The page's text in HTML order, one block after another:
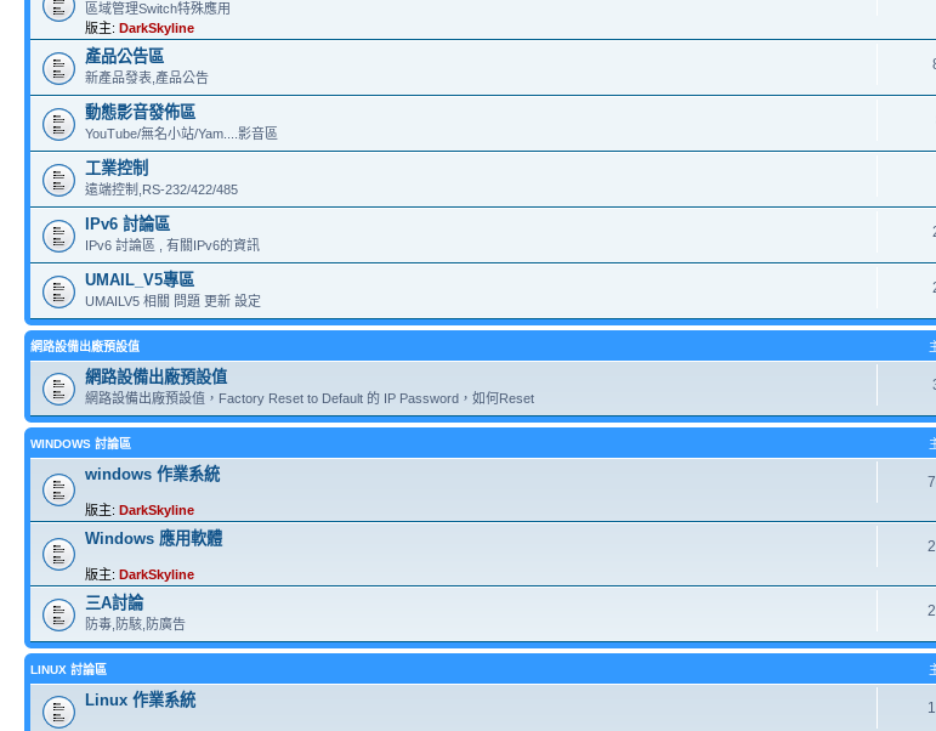
區域管理Switch特殊應用
版主: DarkSkyline
產品公告區
新產品發表,產品公告
動態影音發佈區
YouTube/無名小站/Yam....影音區
工業控制
遠端控制,RS-232/422/485
IPv6 討論區
IPv6 討論區 , 有關IPv6的資訊
UMAIL_V5專區
UMAILV5 相關 問題 更新 設定
網路設備出廠預設值
網路設備出廠預設值
網路設備出廠預設值，Factory Reset to Default 的 IP Password，如何Reset
WINDOWS 討論區
windows 作業系統
版主: DarkSkyline
Windows 應用軟體
版主: DarkSkyline
三A討論
防毒,防駭,防廣告
LINUX 討論區
Linux 作業系統